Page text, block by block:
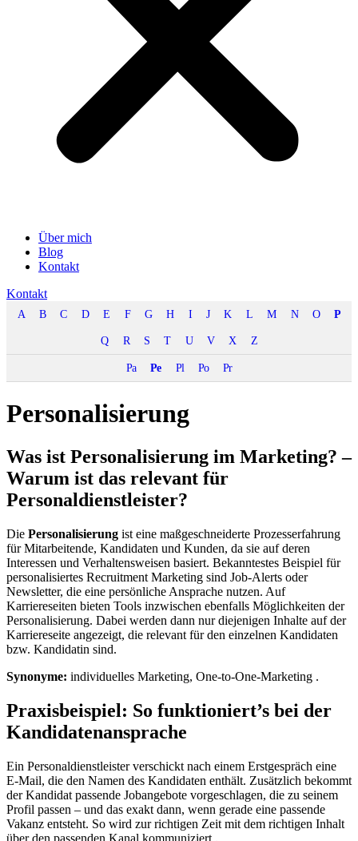
Über mich
Blog
Kontakt
Kontakt
A B C D E F G H I J K L M N O P
Q R S T U V X Z
Pa Pe Pl Po Pr
Personalisierung
Was ist Personalisierung im Marketing? –
Warum ist das relevant für
Personaldienstleister?
Die Personalisierung ist eine maßgeschneiderte Prozesserfahrung
für Mitarbeitende, Kandidaten und Kunden, da sie auf deren
Interessen und Verhaltensweisen basiert. Bekanntestes Beispiel für
personalisiertes Recruitment Marketing sind Job-Alerts oder
Newsletter, die eine persönliche Ansprache nutzen. Auf
Karriereseiten bieten Tools inzwischen ebenfalls Möglichkeiten der
Personalisierung. Dabei werden dann nur diejenigen Inhalte auf der
Karriereseite angezeigt, die relevant für den einzelnen Kandidaten
bzw. Kandidatin sind.
Synonyme: individuelles Marketing, One‑to‑One‑Marketing .
Praxisbeispiel: So funktioniert’s bei der
Kandidatenansprache
Ein Personaldienstleister verschickt nach einem Erstgespräch eine
E‑Mail, die den Namen des Kandidaten enthält. Zusätzlich bekommt
der Kandidat passende Jobangebote vorgeschlagen, die zu seinem
Profil passen – und das exakt dann, wenn gerade eine passende
Vakanz entsteht. So wird zur richtigen Zeit mit dem richtigen Inhalt
über den passenden Kanal kommuniziert .